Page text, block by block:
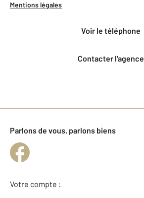
Mentions légales
voir le téléphone
Contacter l'agence
Parlons de vous, parlons biens
Votre compte :